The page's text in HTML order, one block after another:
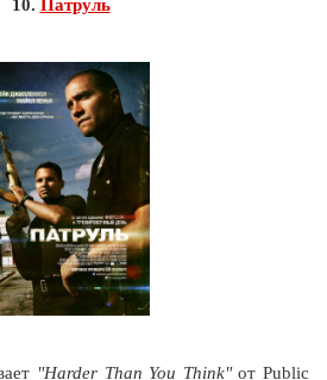
10. Патруль
"Harder Than You Think"от Public